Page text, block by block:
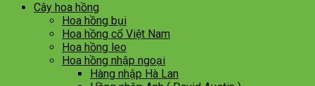
Cây hoa hồng
Hoa hồng bụi
Hoa hồng cổ Việt Nam
Hoa hồng leo
Hoa hồng nhập ngoại
Hàng nhập Hà Lan